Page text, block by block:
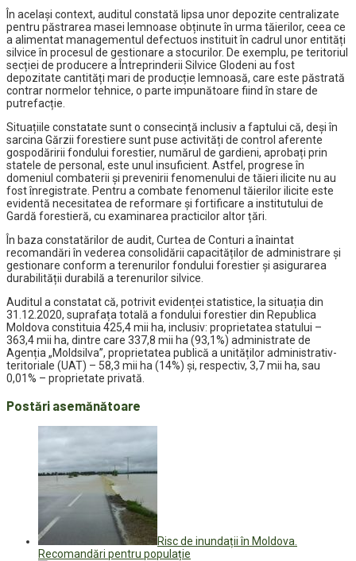
În același context, auditul constată lipsa unor depozite centralizate
pentru păstrarea masei lemnoase obținute în urma tăierilor, ceea ce
a alimentat managementul defectuos instituit în cadrul unor entități
silvice în procesul de gestionare a stocurilor. De exemplu, pe teritoriul
secției de producere a Întreprinderii Silvice Glodeni au fost
depozitate cantități mari de producție lemnoasă, care este păstrată
contrar normelor tehnice, o parte impunătoare fiind în stare de
putrefacție.
Situațiile constatate sunt o consecință inclusiv a faptului că, deși în
sarcina Gărzii forestiere sunt puse activități de control aferente
gospodăririi fondului forestier, numărul de gardieni, aprobați prin
statele de personal, este unul insuficient. Astfel, progrese în
domeniul combaterii și prevenirii fenomenului de tăieri ilicite nu au
fost înregistrate. Pentru a combate fenomenul tăierilor ilicite este
evidentă necesitatea de reformare și fortificare a institutului de
Gardă forestieră, cu examinarea practicilor altor țări.
În baza constatărilor de audit, Curtea de Conturi a înaintat
recomandări în vederea consolidării capacităților de administrare și
gestionare conform a terenurilor fondului forestier și asigurarea
durabilității durabilă a terenurilor silvice.
Auditul a constatat că, potrivit evidenței statistice, la situația din
31.12.2020, suprafața totală a fondului forestier din Republica
Moldova constituia 425,4 mii ha, inclusiv: proprietatea statului –
363,4 mii ha, dintre care 337,8 mii ha (93,1%) administrate de
Agenția „Moldsilva”, proprietatea publică a unităților administrativ-
teritoriale (UAT) – 58,3 mii ha (14%) și, respectiv, 3,7 mii ha, sau
0,01% – proprietate privată.
Postări asemănătoare
Risc de inundații în Moldova.
Recomandări pentru populație